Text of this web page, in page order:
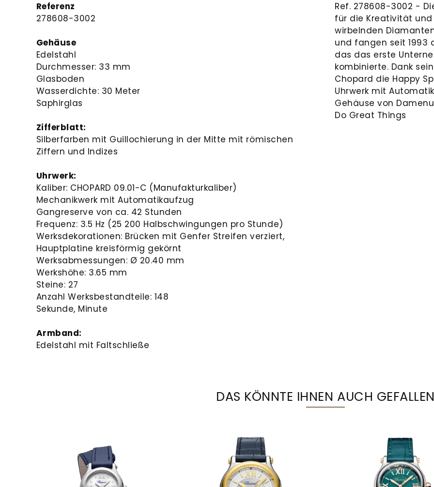
Referenz
278608-3002
Gehäuse
Edelstahl
Durchmesser: 33 mm
Glasboden
Wasserdichte: 30 Meter
Saphirglas
Zifferblatt:
Silberfarben mit Guillochierung in der Mitte mit römischen
Ziffern und Indizes
Uhrwerk:
Kaliber: CHOPARD 09.01-C (Manufakturkaliber)
Mechanikwerk mit Automatikaufzug
Gangreserve von ca. 42 Stunden
Frequenz: 3.5 Hz (25 200 Halbschwingungen pro Stunde)
Werksdekorationen: Brücken mit Genfer Streifen verziert,
Hauptplatine kreisförmig gekörnt
Werksabmessungen: Ø 20.40 mm
Werkshöhe: 3.65 mm
Steine: 27
Anzahl Werksbestandteile: 148
Sekunde, Minute
Armband:
Edelstahl mit Faltschließe
Ref. 278608-3002 -
für die Kreativität und
wirbelnden
und fangen seit 1993
das das erste
kombinierte. Dank
Chopard die Happy
Uhrwerk mit
Gehäuse von
Do Great Things
DAS KÖNNTE IHNEN AUCH